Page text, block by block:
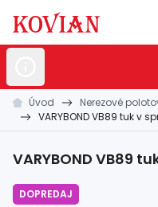
Nerezovépolotovary
Zábradlia a
Úvod Nerezové
VARYBOND VB89 tuk v
VARYBOND VB89
DOPREDAJ